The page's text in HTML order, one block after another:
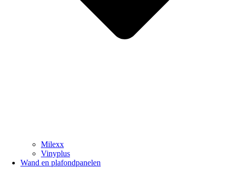
Milexx
Vinyplus
Wand en plafondpanelen